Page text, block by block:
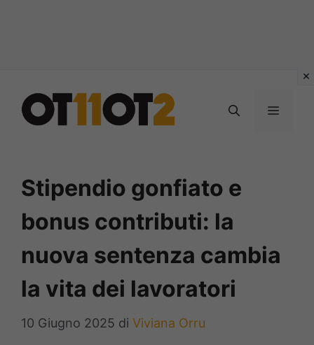
contenuto
MENU
Stipendio gonfiato e
bonus contributi: la
nuova sentenza cambia
la vita dei lavoratori
10 Giugno 2025 di Viviana Orru